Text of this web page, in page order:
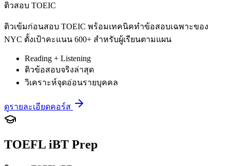
ติวสอบ TOEIC
ติวเข้มก่อนสอบ TOEIC พร้อมเทคนิคทำข้อสอบเฉพาะของ
NYC ตั้งเป้าคะแนน 600+ สำหรับผู้เรียนตามแผน
Reading + Listening
ติวข้อสอบจริงล่าสุด
วิเคราะห์จุดอ่อนรายบุคคล
ดูรายละเอียดคอร์ส
TOEFL iBT Prep